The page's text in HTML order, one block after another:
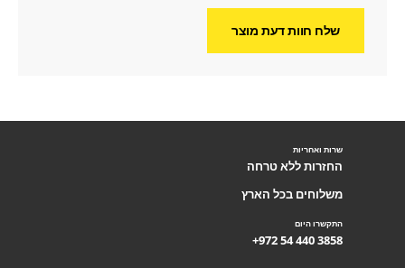
שלח חוות דעת מוצר
שרות ואחריות
החזרות ללא טרחה
משלוחים בכל הארץ
התקשרו היום
+972 54 440 3858